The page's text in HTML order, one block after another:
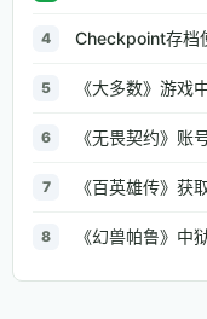
4 Checkpoint存档
5 《大多数》游戏
6 《无畏契约》账
7 《百英雄传》获
8 《幻兽帕鲁》中